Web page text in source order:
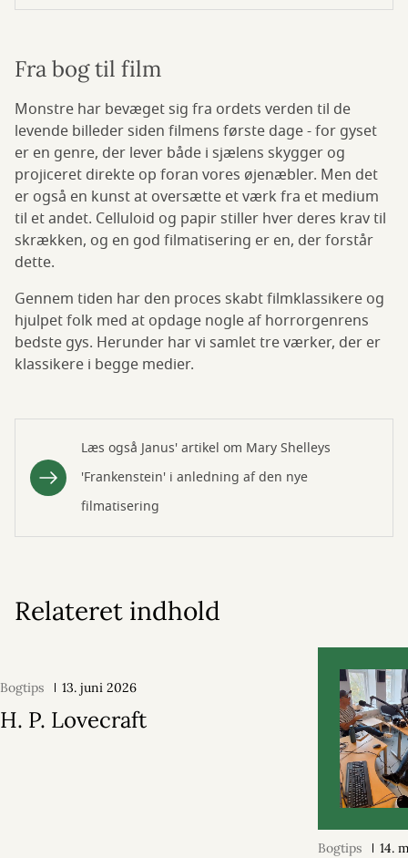
Fra bog til film
Monstre har bevæget sig fra ordets verden til de
levende billeder siden filmens første dage - for gyset
er en genre, der lever både i sjælens skygger og
projiceret direkte op foran vores øjenæbler. Men det
er også en kunst at oversætte et værk fra et medium
til et andet. Celluloid og papir stiller hver deres krav til
skrækken, og en god filmatisering er en, der forstår
dette.
Gennem tiden har den proces skabt filmklassikere og
hjulpet folk med at opdage nogle af horrorgenrens
bedste gys. Herunder har vi samlet tre værker, der er
klassikere i begge medier.
Læs også Janus' artikel om Mary Shelleys
'Frankenstein' i anledning af den nye
filmatisering
Relateret indhold
Bogtips 13. juni 2026
H. P. Lovecraft
Bogtips 14.